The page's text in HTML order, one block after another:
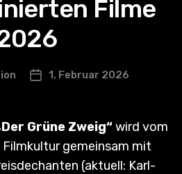
Filme
Veröffentlichungsdatum
1. Februar 2026
Grüne Zweig“wird vom
gemeinsam mit
(aktuell: Karl-